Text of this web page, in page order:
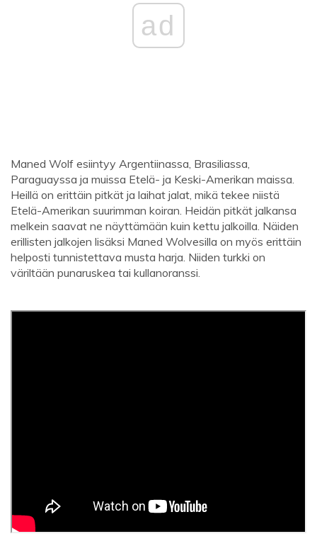
ad
Maned Wolf esiintyy Argentiinassa, Brasiliassa,
Paraguayssa ja muissa Etelä- ja Keski-Amerikan maissa.
Heillä on erittäin pitkät ja laihat jalat, mikä tekee niistä
Etelä-Amerikan suurimman koiran. Heidän pitkät jalkansa
melkein saavat ne näyttämään kuin kettu jalkoilla. Näiden
erillisten jalkojen lisäksi Maned Wolvesilla on myös erittäin
helposti tunnistettava musta harja. Niiden turkki on
väriltään punaruskea tai kullanoranssi.